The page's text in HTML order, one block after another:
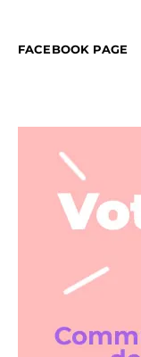
FACEBOOK PAGE